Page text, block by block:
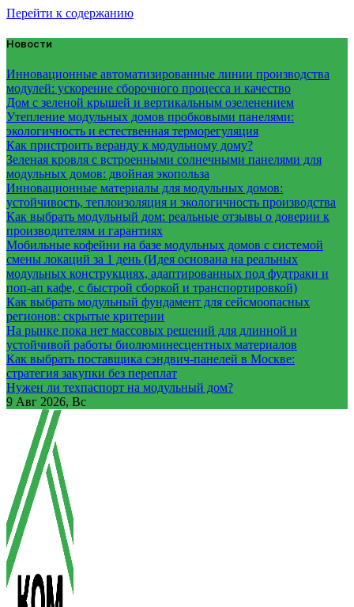
Перейти к содержанию
Новости
Инновационные автоматизированные линии производства
модулей: ускорение сборочного процесса и качество
Дом с зеленой крышей и вертикальным озеленением
Утепление модульных домов пробковыми панелями:
экологичность и естественная терморегуляция
Как пристроить веранду к модульному дому?
Зеленая кровля с встроенными солнечными панелями для
модульных домов: двойная экопольза
Инновационные материалы для модульных домов:
устойчивость, теплоизоляция и экологичность производства
Как выбрать модульный дом: реальные отзывы о доверии к
производителям и гарантиях
Мобильные кофейни на базе модульных домов с системой
смены локаций за 1 день (Идея основана на реальных
модульных конструкциях, адаптированных под фудтраки и
поп-ап кафе, с быстрой сборкой и транспортировкой)
Как выбрать модульный фундамент для сейсмоопасных
регионов: скрытые критерии
На рынке пока нет массовых решений для длинной и
устойчивой работы биолюминесцентных материалов
Как выбрать поставщика сэндвич-панелей в Москве:
стратегия закупки без переплат
Нужен ли техпаспорт на модульный дом?
9 Авг 2026, Вс